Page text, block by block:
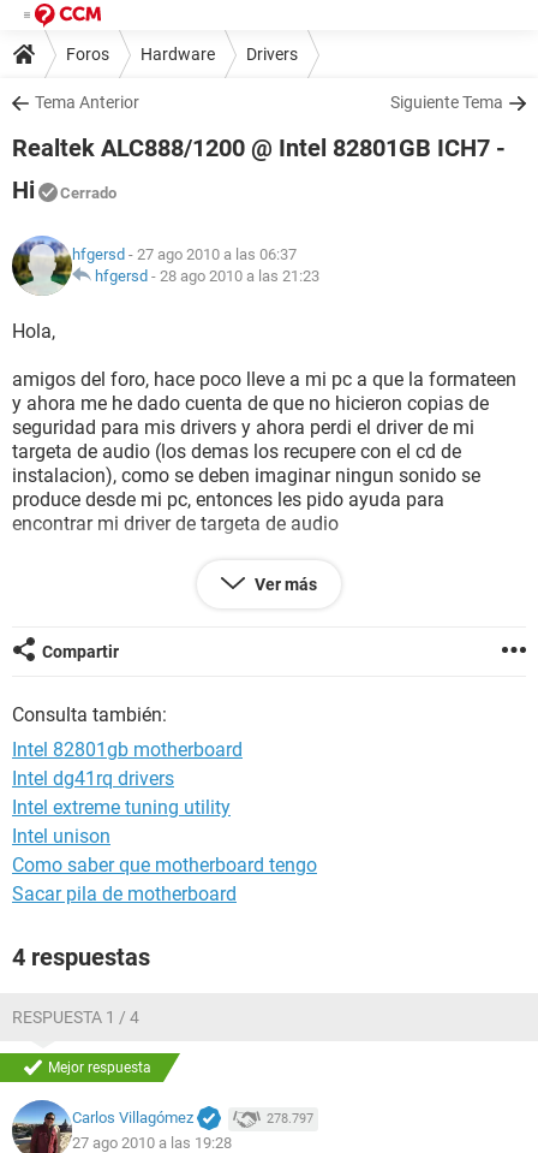
Foros Hardware Drivers
Tema Anterior Siguiente Tema
Realtek ALC888/1200 @ Intel 82801GB ICH7 -
Hi
Cerrado
hfgersd - 27 ago 2010 a las 06:37
hfgersd - 28 ago 2010 a las 21:23
Hola,
amigos del foro, hace poco lleve a mi pc a que la formateen
y ahora me he dado cuenta de que no hicieron copias de
seguridad para mis drivers y ahora perdi el driver de mi
targeta de audio (los demas los recupere con el cd de
instalacion), como se deben imaginar ningun sonido se
produce desde mi pc, entonces les pido ayuda para
encontrar mi driver de targeta de audio
tipo de targeta: Realtek ALC888/1200 @ Intel 82801GB ICH7
- High Definition Audio Controller [A-1] PCI
de antemano les doy muchas gracias
Ver más
Compartir
Consulta también:
Intel 82801gb motherboard
Intel dg41rq drivers
Intel extreme tuning utility
Intel unison
Como saber que motherboard tengo
Sacar pila de motherboard
4 respuestas
RESPUESTA 1 / 4
Mejor respuesta
Carlos Villagómez 278.797
27 ago 2010 a las 19:28